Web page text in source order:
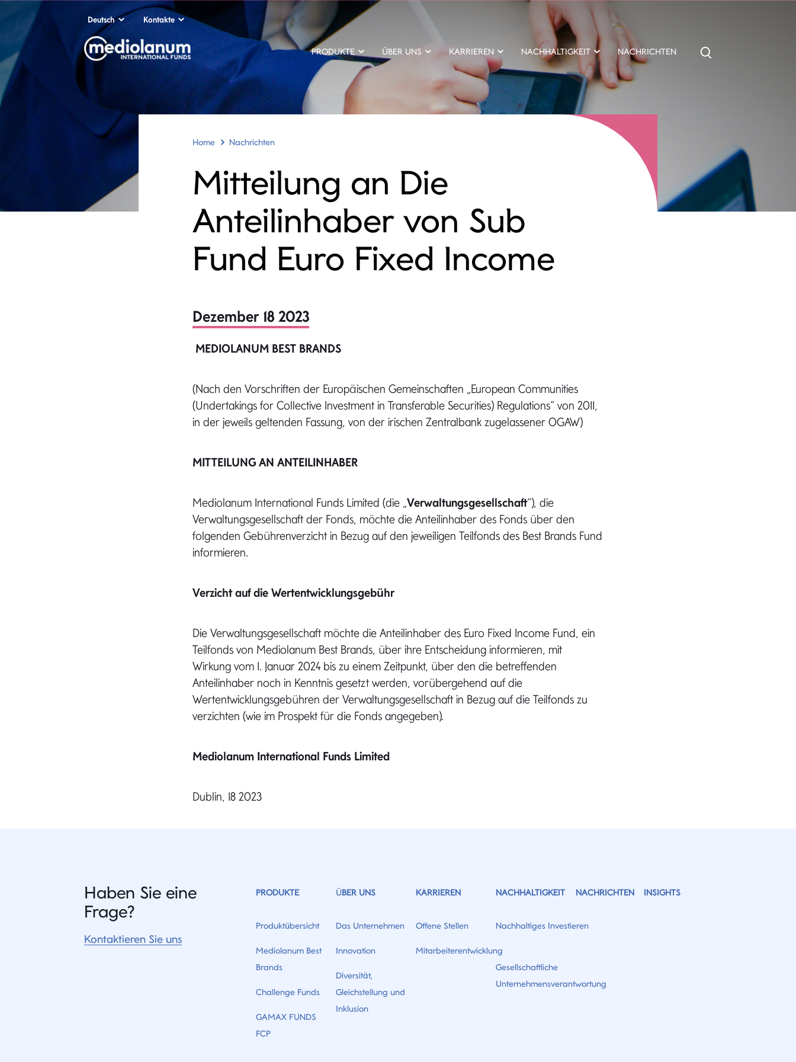
Deutsch Kontakte
PRODUKTE ÜBER UNS KARRIEREN NACHHALTIGKEIT NACHRICHTEN
Home Nachrichten
Mitteilung an Die
Anteilinhaber von Sub
Fund Euro Fixed Income
Dezember 18 2023
MEDIOLANUM BEST BRANDS
(Nach den Vorschriften der Europäischen Gemeinschaften „European Communities
(Undertakings for Collective Investment in Transferable Securities) Regulations“ von 2011,
in der jeweils geltenden Fassung, von der irischen Zentralbank zugelassener OGAW)
MITTEILUNG AN ANTEILINHABER
Mediolanum International Funds Limited (die „Verwaltungsgesellschaft“), die
Verwaltungsgesellschaft der Fonds, möchte die Anteilinhaber des Fonds über den
folgenden Gebührenverzicht in Bezug auf den jeweiligen Teilfonds des Best Brands Fund
informieren.
Verzicht auf die Wertentwicklungsgebühr
Die Verwaltungsgesellschaft möchte die Anteilinhaber des Euro Fixed Income Fund, ein
Teilfonds von Mediolanum Best Brands, über ihre Entscheidung informieren, mit
Wirkung vom 1. Januar 2024 bis zu einem Zeitpunkt, über den die betreffenden
Anteilinhaber noch in Kenntnis gesetzt werden, vorübergehend auf die
Wertentwicklungsgebühren der Verwaltungsgesellschaft in Bezug auf die Teilfonds zu
verzichten (wie im Prospekt für die Fonds angegeben).
Mediolanum International Funds Limited
Dublin, 18 2023
Haben Sie eine
Frage?
Kontaktieren Sie uns
PRODUKTE
Produktübersicht
Mediolanum Best
Brands
Challenge Funds
GAMAX FUNDS
FCP
ÜBER UNS
Das Unternehmen
Innovation
Diversität,
Gleichstellung und
Inklusion
KARRIEREN
Offene Stellen
Mitarbeiterentwicklung
NACHHALTIGKEIT
Nachhaltiges Investieren
Gesellschaftliche
Unternehmensverantwortung
NACHRICHTEN INSIGHTS